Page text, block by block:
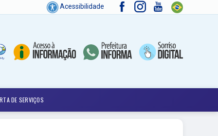
Acessibilidade
DE SERVIÇOS